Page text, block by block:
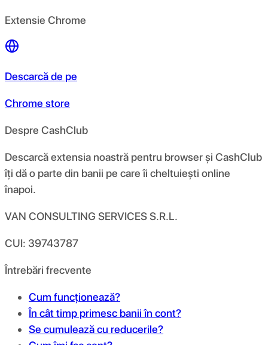
Extensie Chrome
Descarcă de pe
Chrome store
Despre CashClub
Descarcă extensia noastră pentru browser și CashClub
îți dă o parte din banii pe care îi cheltuiești online
înapoi.
VAN CONSULTING SERVICES S.R.L.
CUI: 39743787
Întrebări frecvente
Cum funcționează?
În cât timp primesc banii în cont?
Se cumulează cu reducerile?